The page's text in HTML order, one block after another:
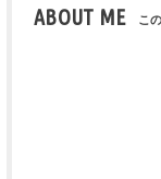
ABOUT ME